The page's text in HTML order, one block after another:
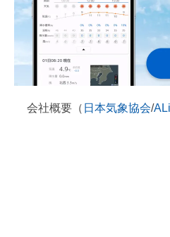
会社概要（ 日本気象協会/